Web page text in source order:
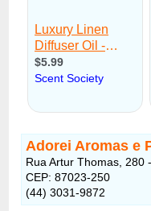
Adorei Aromas e
Rua Artur Thomas, 280
CEP: 87023-250
(44) 3031-9872